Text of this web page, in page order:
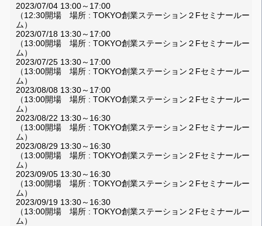
2023/07/04 13:00～17:00
（12:30開場 場所 : TOKYO創業ステーション２Fセミナールー
ム）
2023/07/18 13:30～17:00
（13:00開場 場所 : TOKYO創業ステーション２Fセミナールー
ム）
2023/07/25 13:30～17:00
（13:00開場 場所 : TOKYO創業ステーション２Fセミナールー
ム）
2023/08/08 13:30～17:00
（13:00開場 場所 : TOKYO創業ステーション２Fセミナールー
ム）
2023/08/22 13:30～16:30
（13:00開場 場所 : TOKYO創業ステーション２Fセミナールー
ム）
2023/08/29 13:30～16:30
（13:00開場 場所 : TOKYO創業ステーション２Fセミナールー
ム）
2023/09/05 13:30～16:30
（13:00開場 場所 : TOKYO創業ステーション２Fセミナールー
ム）
2023/09/19 13:30～16:30
（13:00開場 場所 : TOKYO創業ステーション２Fセミナールー
ム）